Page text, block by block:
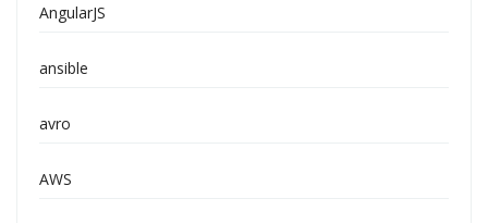
AngularJS
ansible
avro
AWS